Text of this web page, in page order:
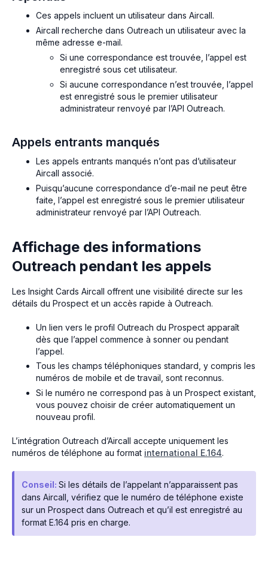
Ces appels incluent un utilisateur dans Aircall.
Aircall recherche dans Outreach un utilisateur avec la
même adresse e-mail.
Si une correspondance est trouvée, l’appel est
enregistré sous cet utilisateur.
Si aucune correspondance n’est trouvée, l’appel
est enregistré sous le premier utilisateur
administrateur renvoyé par l’API Outreach.
Appels entrants manqués
Les appels entrants manqués n’ont pas d’utilisateur
Aircall associé.
Puisqu’aucune correspondance d’e-mail ne peut être
faite, l’appel est enregistré sous le premier utilisateur
administrateur renvoyé par l’API Outreach.
Affichage des informations
Outreach pendant les appels
Les Insight Cards Aircall offrent une visibilité directe sur les
détails du Prospect et un accès rapide à Outreach.
Un lien vers le profil Outreach du Prospect apparaît
dès que l’appel commence à sonner ou pendant
l’appel.
Tous les champs téléphoniques standard, y compris les
numéros de mobile et de travail, sont reconnus.
Si le numéro ne correspond pas à un Prospect existant,
vous pouvez choisir de créer automatiquement un
nouveau profil.
L’intégration Outreach d’Aircall accepte uniquement les
numéros de téléphone au format international E.164.
Conseil: Si les détails de l’appelant n’apparaissent pas
dans Aircall, vérifiez que le numéro de téléphone existe
sur un Prospect dans Outreach et qu’il est enregistré au
format E.164 pris en charge.